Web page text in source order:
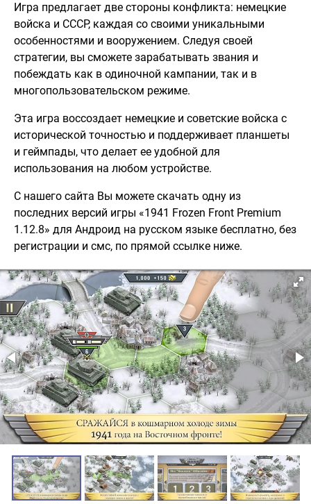
Игра предлагает две стороны конфликта: немецкие
войска и СССР, каждая со своими уникальными
особенностями и вооружением. Следуя своей
стратегии, вы сможете зарабатывать звания и
побеждать как в одиночной кампании, так и в
многопользовательском режиме.
Эта игра воссоздает немецкие и советские войска с
исторической точностью и поддерживает планшеты
и геймпады, что делает ее удобной для
использования на любом устройстве.
С нашего сайта Вы можете скачать одну из
последних версий игры «1941 Frozen Front Premium
1.12.8» для Андроид на русском языке бесплатно, без
регистрации и смс, по прямой ссылке ниже.